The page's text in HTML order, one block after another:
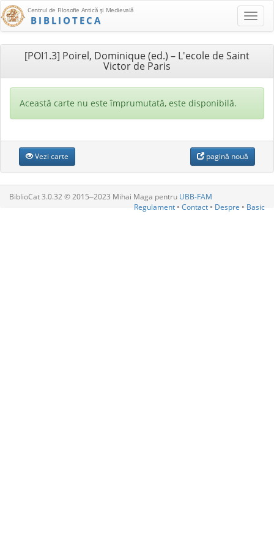
Centrul de Filosofie Antică şi Medievală
BIBLIOTECA
[POI1.3] Poirel, Dominique (ed.) – L'ecole de Saint
Victor de Paris
Această carte nu este împrumutată, este disponibilă.
Vezi carte pagină nouă
BiblioCat 3.0.32 © 2015‒2023 Mihai Maga pentru UBB-FAM
Regulament • Contact • Despre • Basic